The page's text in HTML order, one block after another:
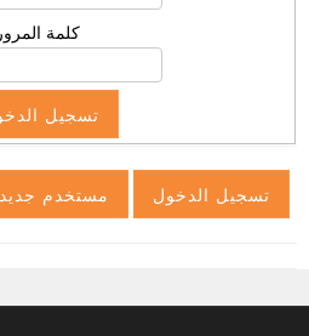
كلمة المرور